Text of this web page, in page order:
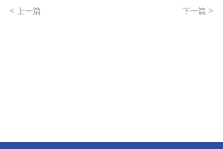
< 上一篇 下一篇 >